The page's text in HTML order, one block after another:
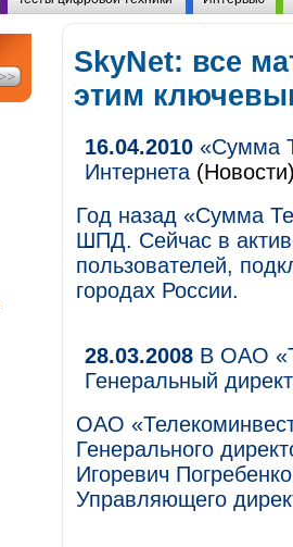
SkyNet: все
этим
16.04.2010 «Сумма
Интернета
Год назад «Сумма
ШПД. Сейчас в
пользователей,
городах России.
28.03.2008 В ОАО
Генеральный
ОАО
Генерального
Игоревич
Управляющего